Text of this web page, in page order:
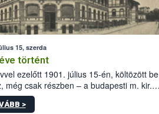
15, szerda
történt
ezelőtt 1901. július 15-én, költözött be
még csak részben – a budapesti m. kir.
állomás a Kis Rókus utca
alatti, Czigler Győző által tervezett új
>